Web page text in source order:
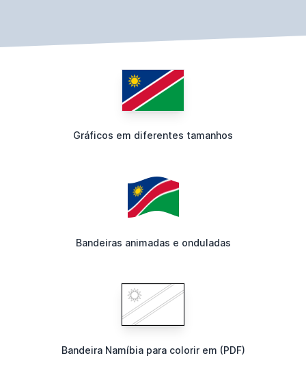
Gráficos em diferentes tamanhos
Bandeiras animadas e onduladas
Bandeira Namíbia para colorir em (PDF)